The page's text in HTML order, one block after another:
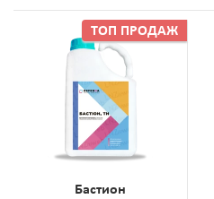
Бастион
ТОП ПРОДАЖ